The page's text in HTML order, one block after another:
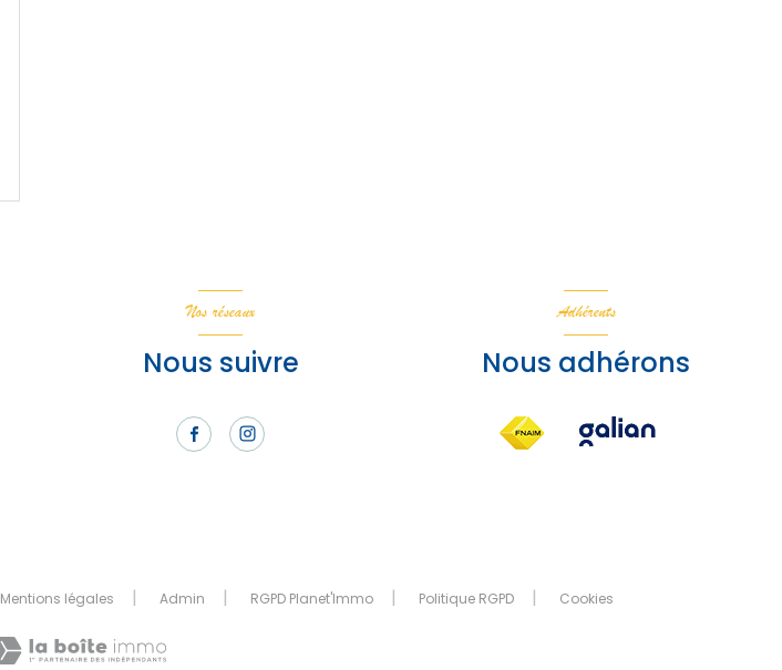
Nos réseaux
Nous suivre
Adhérents
Nous adhérons
Mentions légales Admin RGPD Planet'Immo Politique RGPD Cookies